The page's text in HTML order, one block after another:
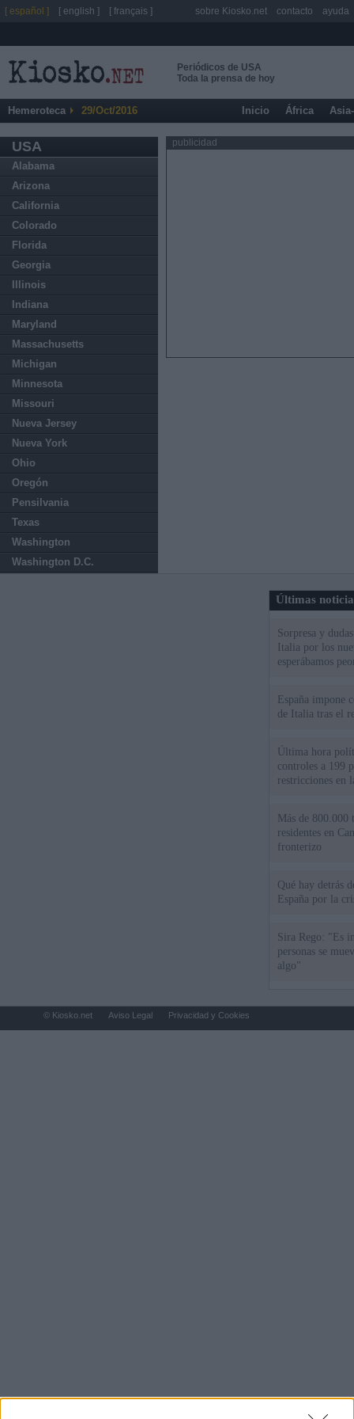
Periódicos de USA
Toda la prensa de hoy
Hemeroteca 29/Oct/2016 Inicio África
USA
Alabama
Arizona
California
Colorado
Florida
Georgia
Illinois
Indiana
Maryland
Massachusetts
Michigan
Minnesota
Missouri
Nueva Jersey
Nueva York
Ohio
Oregón
Pensilvania
Texas
Washington
Washington D.C.
publicidad
Últimas
Sorpresa y
Italia por los
esperábamos
España impone
de Italia tras el
Última hora
controles a 199
restricciones en
Más de 800.000
residentes en
fronterizo
Qué hay detrás
España por la
Sira Rego: "Es
personas se
algo"
[ español ] [ english ] [ français ] sobre Kiosko.net contacto ayuda
© Kiosko.net Aviso Legal Privacidad y Cookies